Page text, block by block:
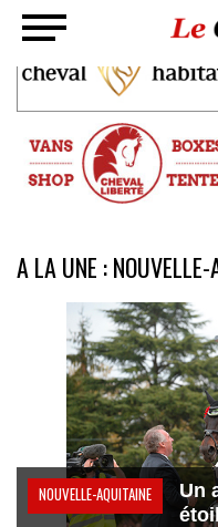
A LA UNE :
NOUVELLE-AQUITAINE
Un